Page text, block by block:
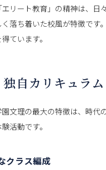
エリート教育」の精神は、日
落ち着いた校風が特徴です
ています。
自カリキュラ
園文理の最大の特徴は、時代
活動です。
クラス編成